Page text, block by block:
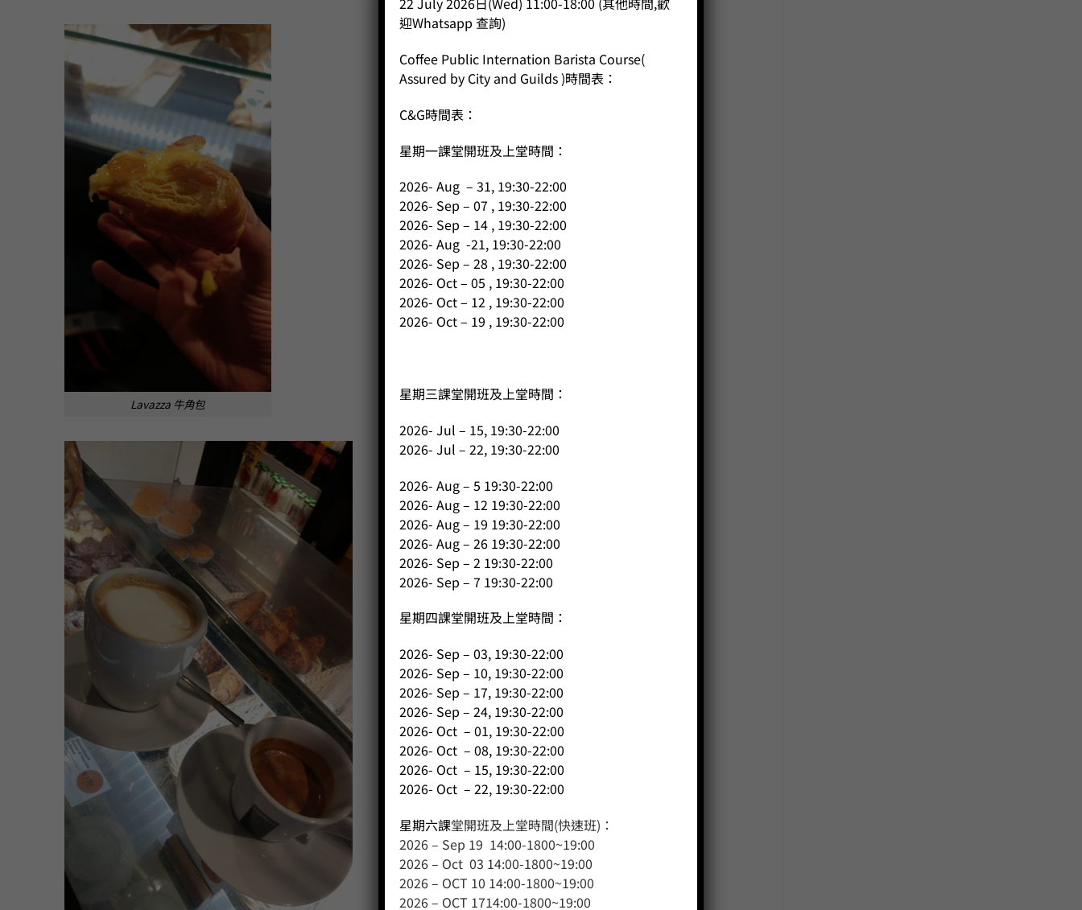
Lavazza 牛角包
迎Whatsapp 查詢)
Coffee Public Internation Barista Course(
Assured by City and Guilds )時間表：
C&G時間表：
星期一課堂開班及上堂時間：
2026- Aug – 31, 19:30-22:00
2026- Sep – 07 , 19:30-22:00
2026- Sep – 14 , 19:30-22:00
2026- Aug -21, 19:30-22:00
2026- Sep – 28 , 19:30-22:00
2026- Oct – 05 , 19:30-22:00
2026- Oct – 12 , 19:30-22:00
2026- Oct – 19 , 19:30-22:00
星期三課堂開班及上堂時間：
2026- Jul – 15, 19:30-22:00
2026- Jul – 22, 19:30-22:00
2026- Aug – 5 19:30-22:00
2026- Aug – 12 19:30-22:00
2026- Aug – 19 19:30-22:00
2026- Aug – 26 19:30-22:00
2026- Sep – 2 19:30-22:00
2026- Sep – 7 19:30-22:00
星期四課堂開班及上堂時間：
2026- Sep – 03, 19:30-22:00
2026- Sep – 10, 19:30-22:00
2026- Sep – 17, 19:30-22:00
2026- Sep – 24, 19:30-22:00
2026- Oct – 01, 19:30-22:00
2026- Oct – 08, 19:30-22:00
2026- Oct – 15, 19:30-22:00
2026- Oct – 22, 19:30-22:00
星期六課堂開班及上堂時間(快速班)：
2026 – Sep 19 14:00-1800~19:00
2026 – Oct 03 14:00-1800~19:00
2026 – OCT 10 14:00-1800~19:00
2026 – OCT 1714:00-1800~19:00